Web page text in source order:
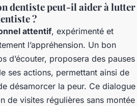
dentiste peut-il aider à lutter
?
attentif, expérimenté et
l’appréhension. Un bon
d’écouter, proposera des pauses
ses actions, permettant ainsi de
désamorcer la peur. Ce dialogue
de visites régulières sans montée